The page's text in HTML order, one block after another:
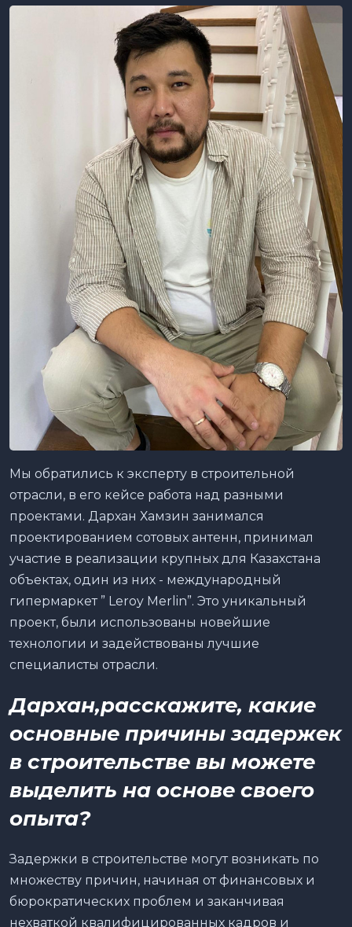
Мы обратились к эксперту в строительной
отрасли, в его кейсе работа над разными
проектами. Дархан Хамзин занимался
проектированием сотовых антенн, принимал
участие в реализации крупных для Казахстана
объектах, один из них - международный
гипермаркет ” Leroy Merlin”. Это уникальный
проект, были использованы новейшие
технологии и задействованы лучшие
специалисты отрасли.
Дархан,расскажите, какие
основные причины задержек
в строительстве вы можете
выделить на основе своего
опыта?
Задержки в строительстве могут возникать по
множеству причин, начиная от финансовых и
бюрократических проблем и заканчивая
нехваткой квалифицированных кадров и